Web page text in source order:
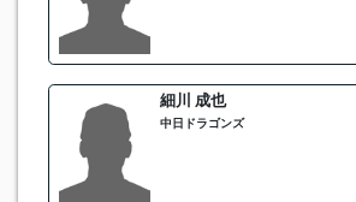
細川 成也
中日ドラゴンズ